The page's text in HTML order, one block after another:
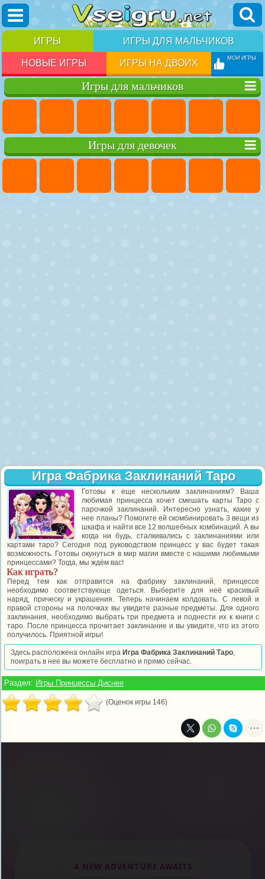
ИГРЫ ИГРЫ ДЛЯ МАЛЬЧИКОВ
НОВЫЕ ИГРЫ ИГРЫ НА ДВОИХ МОИ ИГРЫ
Игры для мальчиков
Игры для девочек
Игра Фабрика Заклинаний Таро
Готовы к еще нескольким заклинаниям? Ваша
любимая принцесса хочет смешать карты Таро с
парочкой заклинаний. Интересно узнать, какие у
нее планы? Помогите ей скомбинировать 3 вещи из
шкафа и найти все 12 волшебных комбинаций. А вы
когда ни будь, сталкивались с заклинаниями или
картами таро? Сегодня под руководством принцесс у вас будет такая
возможность. Готовы окунуться в мир магии вместе с нашими любимыми
принцессами? Тогда, мы ждём вас!
Как играть?
Перед тем как отправится на фабрику заклинаний, принцессе
необходимо соответствующе одеться. Выберите для неё красивый
наряд, прическу и украшения. Теперь начинаем колдовать. С левой и
правой стороны на полочках вы увидите разные предметы. Для одного
заклинания, необходимо выбрать три предмета и поднести их к книги с
таро. После принцесса прочитает заклинание и вы увидите, что из этого
получилось. Приятной игры!
Здесь расположена онлайн игра Игра Фабрика Заклинаний Таро,
поиграть в нее вы можете бесплатно и прямо сейчас.
Раздел: Игры Принцессы Диснея
(Оценок игры 146)